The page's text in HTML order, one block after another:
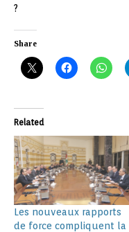
?
Share
Related
Les nouveaux rapports
de force compliquent la